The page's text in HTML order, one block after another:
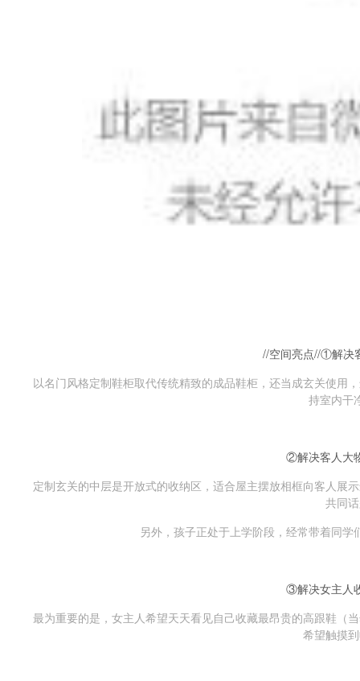
//空间亮点//①解决
以名门风格定制鞋柜取代传统精致的成品鞋柜，还当成玄关使用
持室内干
②解决客人大
定制玄关的中层是开放式的收纳区，适合屋主摆放相框向客人展
共同
另外，孩子正处于上学阶段，经常带着同
③解决女主人
最为重要的是，女主人希望天天看见自己收藏最昂贵的高跟鞋（
希望触摸